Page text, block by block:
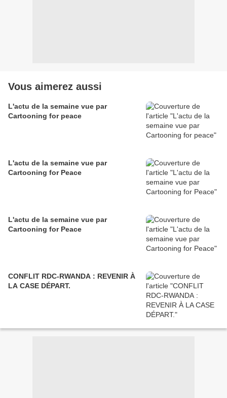
Vous aimerez aussi
L'actu de la semaine vue par
Cartooning for peace
L'actu de la semaine vue par
Cartooning for Peace
L'actu de la semaine vue par
Cartooning for Peace
CONFLIT RDC-RWANDA : REVENIR À
LA CASE DÉPART.